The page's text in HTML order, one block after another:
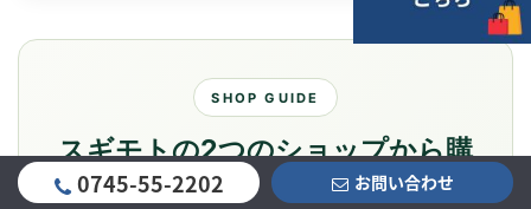
SHOP GUIDE
スギモトの2つのショップから購
入する
0745-55-2202 お問い合わせ